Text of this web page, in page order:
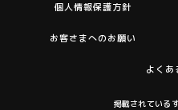
個人情報保護方針
お客さまへのお願い
よくあ
掲載されている